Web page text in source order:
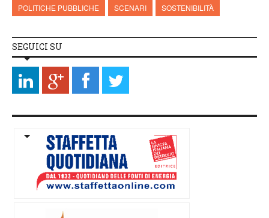
POLITICHE PUBBLICHE SCENARI SOSTENIBILITÀ
SEGUICI SU